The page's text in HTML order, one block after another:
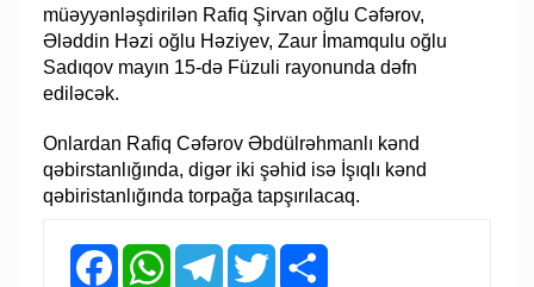
müəyyənləşdirilən Rafiq Şirvan oğlu Cəfərov,
Ələddin Həzi oğlu Həziyev, Zaur İmamqulu oğlu
Sadıqov mayın 15-də Füzuli rayonunda dəfn
ediləcək.
Onlardan Rafiq Cəfərov Əbdülrəhmanlı kənd
qəbirstanlığında, digər iki şəhid isə İşıqlı kənd
qəbiristanlığında torpağa tapşırılacaq.
FacebookWhatsAppTelegramTwitter